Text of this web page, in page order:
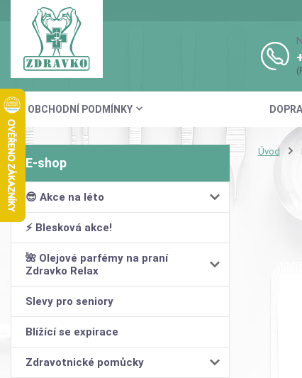
OBCHODNÍ PODMÍNKY
😎 Akce na léto
⚡ Blesková akce!
🌺 Olejové parfémy na praní
Zdravko Relax
Slevy pro seniory
Blížící se expirace
Zdravotnické pomůcky
Úvod